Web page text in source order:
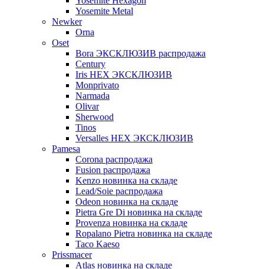
Yosemite Metal
Newker
Orna
Oset
Bora ЭКСКЛЮЗИВ распродажа
Century
Iris HEX ЭКСКЛЮЗИВ
Monprivato
Narmada
Olivar
Sherwood
Tinos
Versalles HEX ЭКСКЛЮЗИВ
Pamesa
Corona распродажа
Fusion распродажа
Kenzo новинка на складе
Lead/Soie распродажа
Odeon новинка на складе
Pietra Gre Di новинка на складе
Provenza новинка на складе
Ropalano Pietra новинка на складе
Taco Kaeso
Prissmacer
Atlas новинка на складе